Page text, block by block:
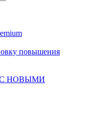
повышения
С НОВЫМИ